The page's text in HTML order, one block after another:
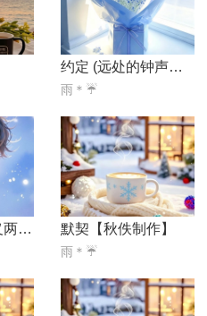
约定 (远处的钟声回荡在雨里)【甜心社】
雨＊☔️
今夜情为证 情义两心知【粤韵坊】 默契【秋佚制作】
雨＊☔️